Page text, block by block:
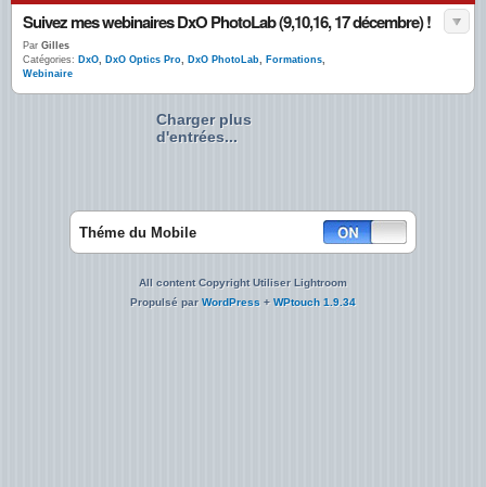
Suivez mes webinaires DxO PhotoLab (9,10,16, 17 décembre) !
Par Gilles
Catégories: DxO, DxO Optics Pro, DxO PhotoLab, Formations,
Webinaire
Charger plus
d'entrées...
Théme du Mobile
All content Copyright Utiliser Lightroom
Propulsé parWordPress + WPtouch 1.9.34